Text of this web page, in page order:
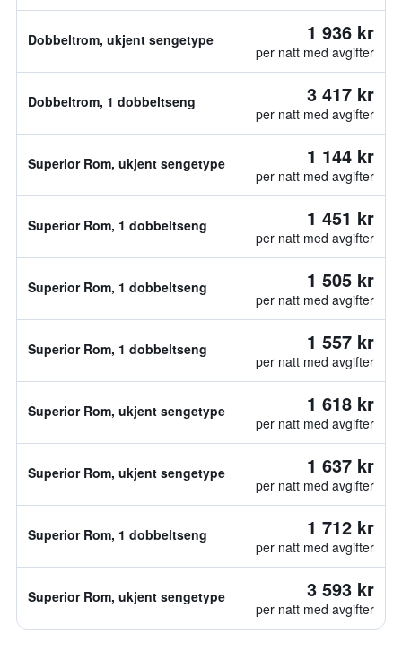
Dobbeltrom, ukjent sengetype 1 936 kr
per natt med avgifter
Dobbeltrom, 1 dobbeltseng 3 417 kr
per natt med avgifter
Superior Rom, ukjent sengetype 1 144 kr
per natt med avgifter
Superior Rom, 1 dobbeltseng 1 451 kr
per natt med avgifter
Superior Rom, 1 dobbeltseng 1 505 kr
per natt med avgifter
Superior Rom, 1 dobbeltseng 1 557 kr
per natt med avgifter
Superior Rom, ukjent sengetype 1 618 kr
per natt med avgifter
Superior Rom, ukjent sengetype 1 637 kr
per natt med avgifter
Superior Rom, 1 dobbeltseng 1 712 kr
per natt med avgifter
Superior Rom, ukjent sengetype 3 593 kr
per natt med avgifter